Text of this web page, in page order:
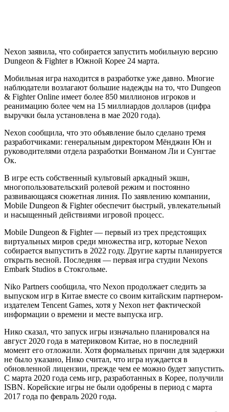
Nexon заявила, что собирается запустить мобильную версию
Dungeon & Fighter в Южной Корее 24 марта.
Мобильная игра находится в разработке уже давно. Многие
наблюдатели возлагают большие надежды на то, что Dungeon
& Fighter Online имеет более 850 миллионов игроков и
реанимацию более чем на 15 миллиардов долларов (цифра
выручки была установлена ​​в мае 2020 года).
Nexon сообщила, что это объявление было сделано тремя
разработчиками: генеральным директором Мёнджин Юн и
руководителями отдела разработки Вонманом Ли и Сунгтае
Ок.
В игре есть собственный культовый аркадный экшн,
многопользовательский ролевой режим и постоянно
развивающаяся сюжетная линия. По заявлению компании,
Mobile Dungeon & Fighter обеспечит быстрый, увлекательный
и насыщенный действиями игровой процесс.
Mobile Dungeon & Fighter — первый из трех предстоящих
виртуальных миров среди множества игр, которые Nexon
собирается выпустить в 2022 году. Другие карты планируется
открыть весной. Последняя — первая игра студии Nexons
Embark Studios в Стокгольме.
Niko Partners сообщила, что Nexon продолжает следить за
выпуском игр в Китае вместе со своим китайским партнером-
издателем Tencent Games, хотя у Nexon нет фактической
информации о времени и месте выпуска игр.
Нико сказал, что запуск игры изначально планировался на
август 2020 года в материковом Китае, но в последний
момент его отложили. Хотя формальных причин для задержки
не было указано, Нико считал, что игра нуждается в
обновленной лицензии, прежде чем ее можно будет запустить.
С марта 2020 года семь игр, разработанных в Корее, получили
ISBN. Корейские игры не были одобрены в период с марта
2017 года по февраль 2020 года.